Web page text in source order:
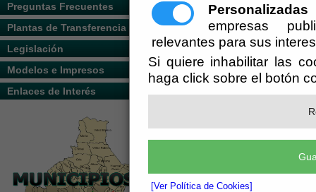
Personalizadas
empresas
relevantes para sus
Si quiere inhabilitar las
haga click sobre el botón
[Ver Política de Cookies]
Preguntas Frecuentes
Plantas de Transferencia
Legislación
Modelos e Impresos
Enlaces de Interés
Publicación Estatutos Consorcio
PUBLICACION BOP ORDENANZA